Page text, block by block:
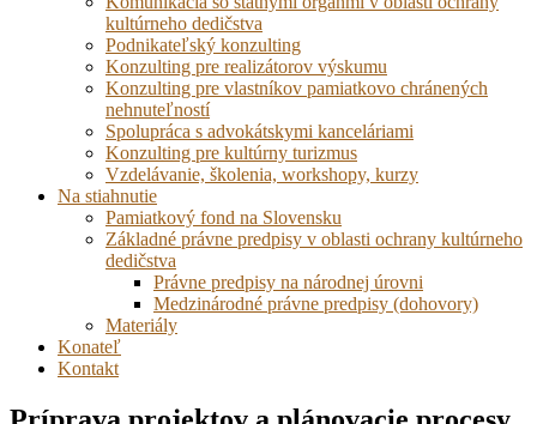
kultúrneho dedičstva
Podnikateľský konzulting
Konzulting pre realizátorov výskumu
Konzulting pre vlastníkov pamiatkovo chránených
nehnuteľností
Spolupráca s advokátskymi kanceláriami
Konzulting pre kultúrny turizmus
Vzdelávanie, školenia, workshopy, kurzy
Na stiahnutie
Pamiatkový fond na Slovensku
Základné právne predpisy v oblasti ochrany kultúrneho
dedičstva
Právne predpisy na národnej úrovni
Medzinárodné právne predpisy (dohovory)
Materiály
Konateľ
Kontakt